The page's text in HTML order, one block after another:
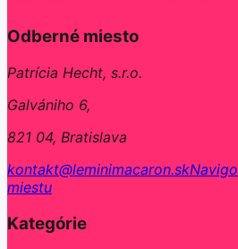
Odberné miesto
Patrícia Hecht, s.r.o.
Galvániho 6,
821 04, Bratislava
kontakt@leminimacaron.sk
miestu
Kategórie